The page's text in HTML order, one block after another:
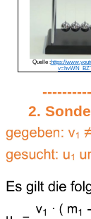
Quelle :https://
2.